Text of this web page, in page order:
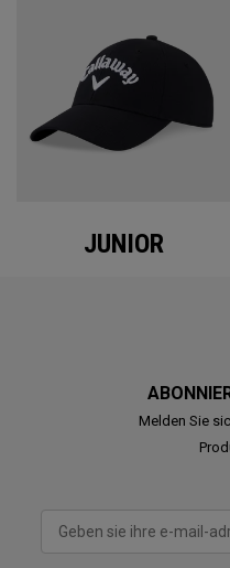
JUNIOR
Melden Sie